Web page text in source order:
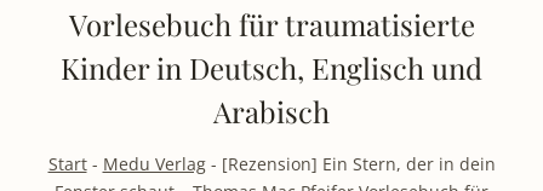
Vorlesebuch für traumatisierte
Kinder in Deutsch, Englisch und
Arabisch
Start- Medu Verlag- [Rezension] Ein Stern, der in dein